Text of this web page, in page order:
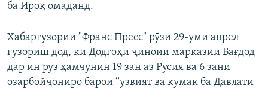
ба Ироқ омаданд.
Хабаргузории "Франс Пресс" рӯзи 29-уми апрел
гузориш дод, ки Додгоҳи ҷиноии марказии Бағдод
дар ин рӯз ҳамчунин 19 зан аз Русия ва 6 зани
озарбойҷониро барои “узвият ва кӯмак ба Давлати